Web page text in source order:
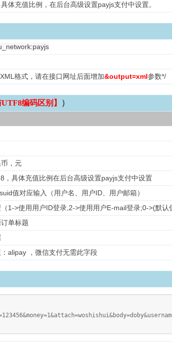
体充值比例，在后台高级设置payjs支付中设置。
格式，请在接口网址后面增加&output=xml参数*/
编码区别】 ）
，元
，具体充值比例在后台高级设置payjs支付中设置
值对应输入（用户名、用户ID、用户邮箱）
1->使用用户ID登录,2->使用用户E-mail登录;0->(默认
单标题
alipay ，微信支付无需此字段